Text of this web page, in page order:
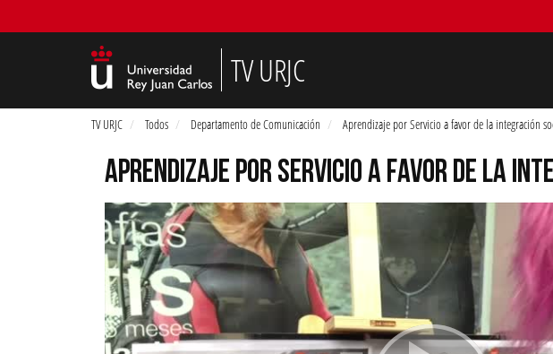
TV URJC
TV URJC Todos Departamento de Comunicación Aprendizaje por Servicio a favor de la integración
APRENDIZAJE POR SERVICIO A FAVOR DE LA